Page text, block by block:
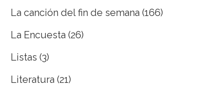
La canción del fin de semana (166)
La Encuesta (26)
Listas (3)
Literatura (21)